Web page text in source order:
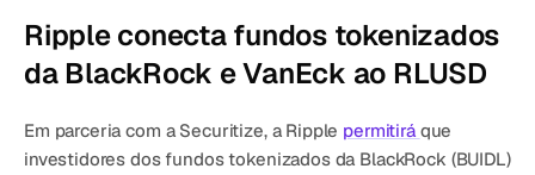
Ripple conecta fundos tokenizados
da BlackRock e VanEck ao RLUSD
Em parceria com a Securitize, a Ripple permitirá que
investidores dos fundos tokenizados da BlackRock (BUIDL)